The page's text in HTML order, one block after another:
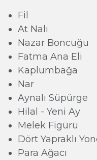
Fil
At Nalı
Nazar Boncuğu
Fatma Ana Eli
Kaplumbağa
Nar
Aynalı Süpürge
Hilal - Yeni Ay
Melek Figürü
Dört Yapraklı
Para Ağacı